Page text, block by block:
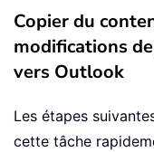
Copier du
modifications
vers Outlook
Les étapes
cette tâche